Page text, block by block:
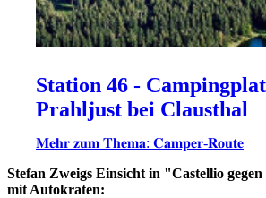
Station 46 -
Prahljust bei Clausthal
𝐌𝐞𝐡𝐫 𝐳𝐮𝐦 𝐓𝐡𝐞𝐦𝐚: 𝐂𝐚𝐦𝐩𝐞𝐫-𝐑𝐨𝐮𝐭𝐞
Stefan Zweigs Einsicht in "Castellio
mit Autokraten: